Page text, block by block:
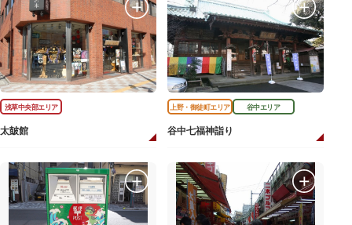
浅草中央部エリア
太皷館
上野・御徒町エリア 谷中エリア
谷中七福神詣り